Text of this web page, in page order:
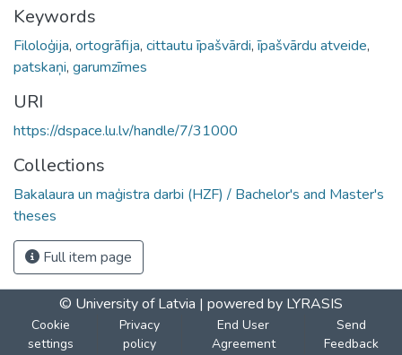
Keywords
Filoloģija, ortogrāfija, cittautu īpašvārdi,īpašvārdu atveide,
patskaņi, garumzīmes
URI
https://dspace.lu.lv/handle/7/31000
Collections
Bakalaura un maģistra darbi (HZF) / Bachelor's and Master's
theses
Full item page
© University of Latvia | powered by LYRASIS
Cookie
settings
Privacy
policy
End User
Agreement
Send
Feedback